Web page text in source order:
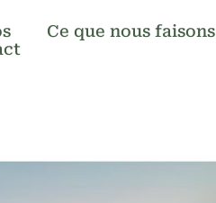
Ce que nous faisons